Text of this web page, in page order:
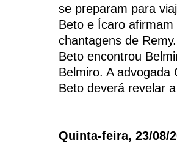
se preparam para
Beto e Ícaro
chantagens de
Beto encontrou
Belmiro. A
Beto deverá revelar
Quinta-feira, 23/08/